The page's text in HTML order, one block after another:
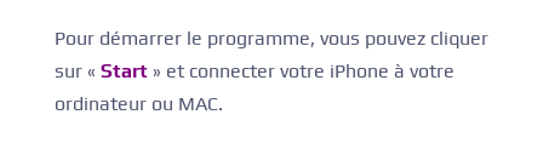
Pour démarrer le programme, vous pouvez cliquer
sur « Start» et connecter votre iPhone à votre
ordinateur ou MAC.